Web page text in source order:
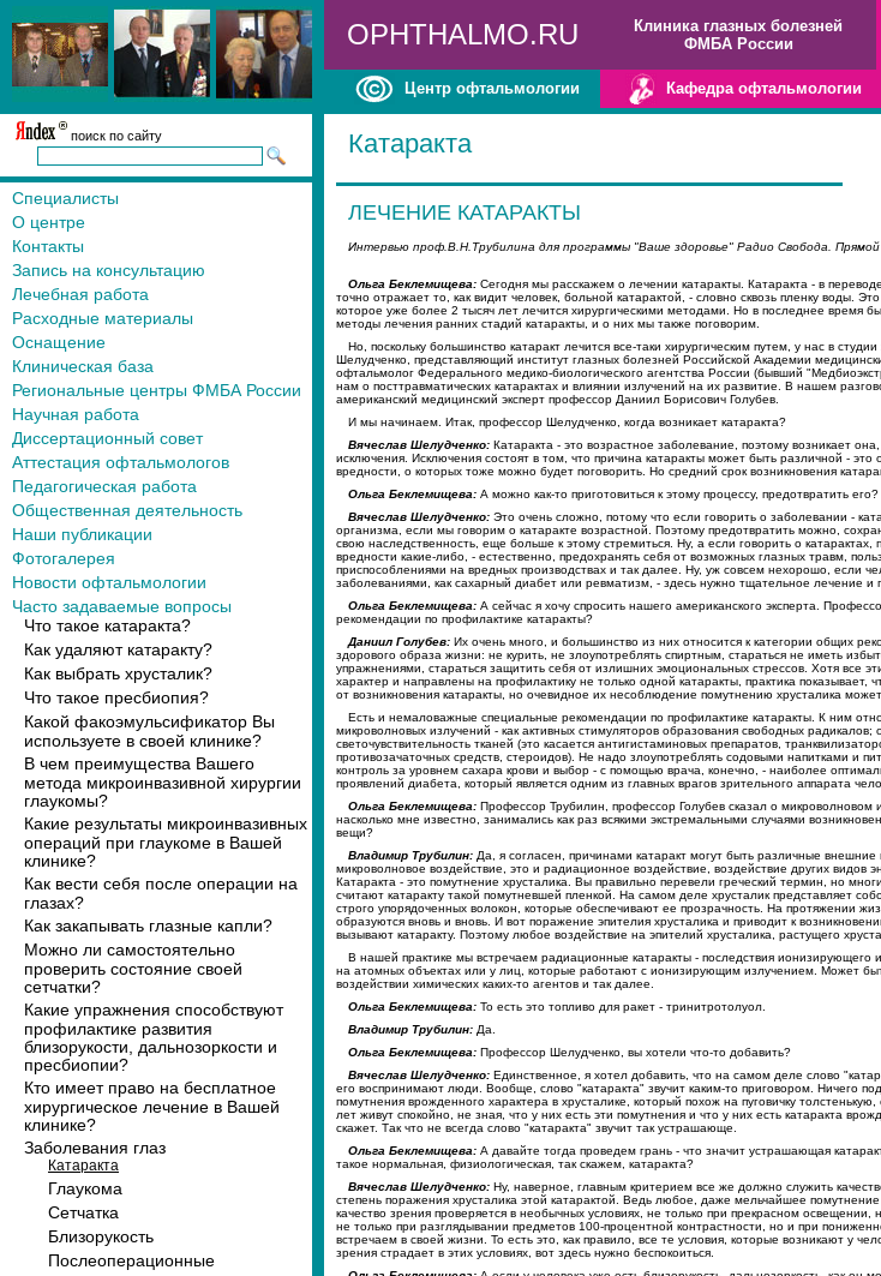
OPHTHALMO.RU
Клиника глазных болезней
ФМБА России
Центр офтальмологии Кафедра офтальмологии
поиск по сайту
Специалисты
О центре
Контакты
Запись на консультацию
Лечебная работа
Расходные материалы
Оснащение
Клиническая база
Региональные центры ФМБА России
Научная работа
Диссертационный совет
Аттестация офтальмологов
Педагогическая работа
Общественная деятельность
Наши публикации
Фотогалерея
Новости офтальмологии
Часто задаваемые вопросы
Что такое катаракта?
Как удаляют катаракту?
Как выбрать хрусталик?
Что такое пресбиопия?
Какой факоэмульсификатор Вы
используете в своей клинике?
В чем преимущества Вашего
метода микроинвазивной хирургии
глаукомы?
Какие результаты микроинвазивных
операций при глаукоме в Вашей
клинике?
Как вести себя после операции на
глазах?
Как закапывать глазные капли?
Можно ли самостоятельно
проверить состояние своей
сетчатки?
Какие упражнения способствуют
профилактике развития
близорукости, дальнозоркости и
пресбиопии?
Кто имеет право на бесплатное
хирургическое лечение в Вашей
клинике?
Заболевания глаз
Катаракта
Глаукома
Сетчатка
Близорукость
Послеоперационные
Катаракта
ЛЕЧЕНИЕ КАТАРАКТЫ
Интервью проф.В.Н.Трубилина для программы "Ваше здоровье" Радио Свобода. Прямой
Ольга Беклемищева: Сегодня мы расскажем о лечении катаракты. Катаракта - в
точно отражает то, как видит человек, больной катарактой, - словно сквозь пленку воды.
которое уже более 2 тысяч лет лечится хирургическими методами. Но в последнее время
методы лечения ранних стадий катаракты, и о них мы также поговорим.
Но, поскольку большинство катаракт лечится все-таки хирургическим путем, у нас в
Шелудченко, представляющий институт глазных болезней Российской Академии
офтальмолог Федерального медико-биологического агентства России (бывший
нам о посттравматических катарактах и влиянии излучений на их развитие. В нашем
американский медицинский эксперт профессор Даниил Борисович Голубев.
И мы начинаем. Итак, профессор Шелудченко, когда возникает катаракта?
Вячеслав Шелудченко: Катаракта - это возрастное заболевание, поэтому возникает
исключения. Исключения состоят в том, что причина катаракты может быть различной -
вредности, о которых тоже можно будет поговорить. Но средний срок возникновения
Ольга Беклемищева: А можно как-то приготовиться к этому процессу, предотвратить его?
Вячеслав Шелудченко: Это очень сложно, потому что если говорить о заболевании -
организма, если мы говорим о катаракте возрастной. Поэтому предотвратить можно,
свою наследственность, еще больше к этому стремиться. Ну, а если говорить о катарактах,
вредности какие-либо, - естественно, предохранять себя от возможных глазных травм,
приспособлениями на вредных производствах и так далее. Ну, уж совсем нехорошо, если
заболеваниями, как сахарный диабет или ревматизм, - здесь нужно тщательное лечение и
Ольга Беклемищева: А сейчас я хочу спросить нашего американского эксперта.
рекомендации по профилактике катаракты?
Даниил Голубев: Их очень много, и большинство из них относится к категории общих
здорового образа жизни: не курить, не злоупотреблять спиртным, стараться не иметь
упражнениями, стараться защитить себя от излишних эмоциональных стрессов. Хотя все
характер и направлены на профилактику не только одной катаракты, практика показывает,
от возникновения катаракты, но очевидное их несоблюдение помутнению хрусталика может
Есть и немаловажные специальные рекомендации по профилактике катаракты. К ним
микроволновых излучений - как активных стимуляторов образования свободных
светочувствительность тканей (это касается антигистаминовых препаратов,
противозачаточных средств, стероидов). Не надо злоупотреблять содовыми напитками и
контроль за уровнем сахара крови и выбор - с помощью врача, конечно, - наиболее
проявлений диабета, который является одним из главных врагов зрительного аппарата
Ольга Беклемищева: Профессор Трубилин, профессор Голубев сказал о микроволновом
насколько мне известно, занимались как раз всякими экстремальными случаями
вещи?
Владимир Трубилин: Да, я согласен, причинами катаракт могут быть различные внешние
микроволновое воздействие, это и радиационное воздействие, воздействие других видов
Катаракта - это помутнение хрусталика. Вы правильно перевели греческий термин, но
считают катаракту такой помутневшей пленкой. На самом деле хрусталик представляет
строго упорядоченных волокон, которые обеспечивают ее прозрачность. На протяжении
образуются вновь и вновь. И вот поражение эпителия хрусталика и приводит к
вызывают катаракту. Поэтому любое воздействие на эпителий хрусталика, растущего
В нашей практике мы встречаем радиационные катаракты - последствия ионизирующего
на атомных объектах или у лиц, которые работают с ионизирующим излучением. Может
воздействии химических каких-то агентов и так далее.
Ольга Беклемищева: То есть это топливо для ракет - тринитротолуол.
Владимир Трубилин: Да.
Ольга Беклемищева: Профессор Шелудченко, вы хотели что-то добавить?
Вячеслав Шелудченко: Единственное, я хотел добавить, что на самом деле слово
его воспринимают люди. Вообще, слово "катаракта" звучит каким-то приговором. Ничего
помутнения врожденного характера в хрусталике, который похож на пуговичку
лет живут спокойно, не зная, что у них есть эти помутнения и что у них есть катаракта
скажет. Так что не всегда слово "катаракта" звучит так устрашающе.
Ольга Беклемищева: А давайте тогда проведем грань - что значит устрашающая
такое нормальная, физиологическая, так скажем, катаракта?
Вячеслав Шелудченко: Ну, наверное, главным критерием все же должно служить
степень поражения хрусталика этой катарактой. Ведь любое, даже мельчайшее
качество зрения проверяется в необычных условиях, не только при прекрасном
не только при разглядывании предметов 100-процентной контрастности, но и при
встречаем в своей жизни. То есть это, как правило, все те условия, которые возникают у
зрения страдает в этих условиях, вот здесь нужно беспокоиться.